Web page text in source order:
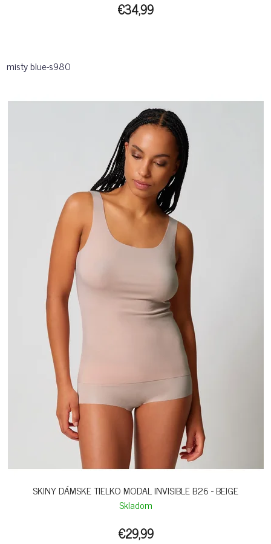
€34,99
misty blue-s980
SKINY DÁMSKE TIELKO MODAL INVISIBLE B26 - BEIGE
Skladom
€29,99